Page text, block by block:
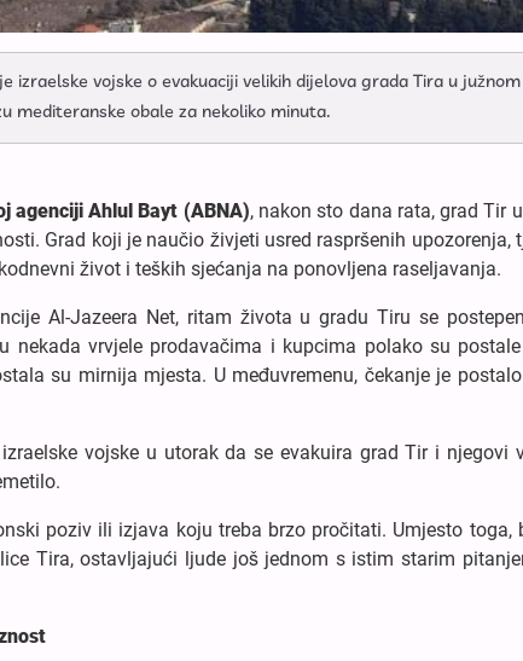
izraelske vojske o evakuaciji velikih dijelova grada Tira u
mediteranske obale za nekoliko minuta.
agenciji Ahlul Bayt (ABNA), nakon sto dana rata, grad Tir
Grad koji je naučio živjeti usred raspršenih upozorenja,
život i teških sjećanja na ponovljena raseljavanja.
Al-Jazeera Net, ritam života u gradu Tiru se
nekada vrvjele prodavačima i kupcima polako su
su mirnija mjesta. U međuvremenu, čekanje je
vojske u utorak da se evakuira grad Tir i njegovi
poziv ili izjava koju treba brzo pročitati. Umjesto toga,
Tira, ostavljajući ljude još jednom s istim starim